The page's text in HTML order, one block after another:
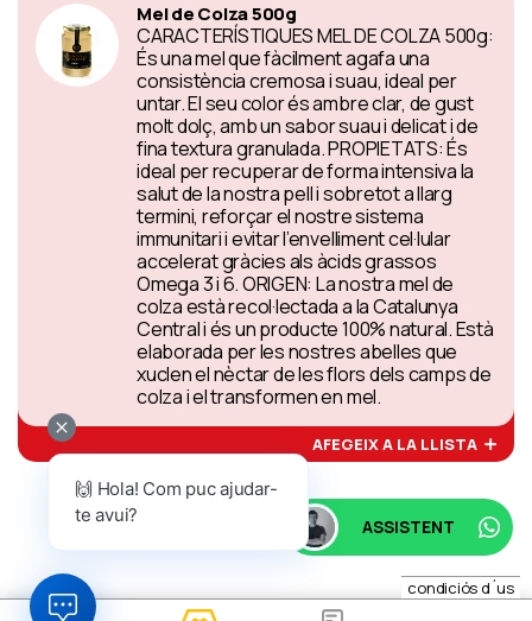
Mel de Colza 500g
CARACTERÍSTIQUES MEL DE COLZA 500g:
És una mel que fàcilment agafa una
consistència cremosa i suau, ideal per
untar. El seu color és ambre clar, de gust
molt dolç, amb un sabor suau i delicat i de
fina textura granulada. PROPIETATS: És
ideal per recuperar de forma intensiva la
salut de la nostra pell i sobretot a llarg
termini, reforçar el nostre sistema
immunitari i evitar l’envelliment cel·lular
accelerat gràcies als àcids grassos
Omega 3 i 6. ORIGEN: La nostra mel de
colza està recol·lectada a la Catalunya
Central i és un producte 100% natural. Està
elaborada per les nostres abelles que
xuclen el nèctar de les flors dels camps de
colza i el transformen en mel.
AFEGEIX A LA LLISTA
condiciós d´us
ASSISTENT
🙌 Hola! Com puc ajudar-
te avui?